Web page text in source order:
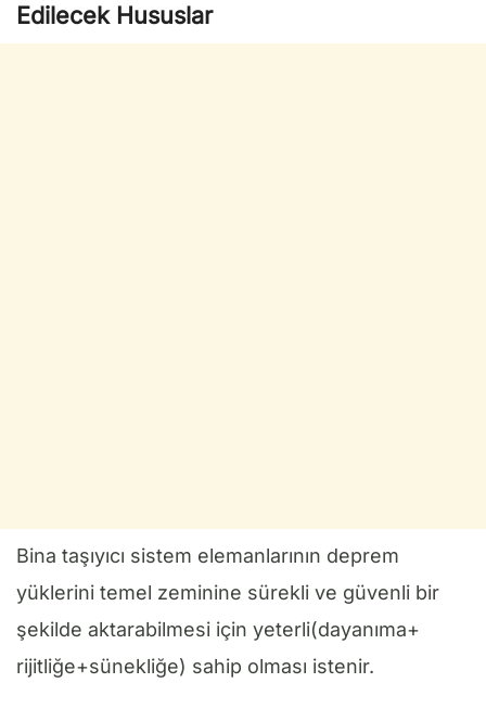
Edilecek Hususlar
Bina taşıyıcı sistem elemanlarının deprem
yüklerini temel zeminine sürekli ve güvenli bir
şekilde aktarabilmesi için yeterli(dayanıma+
rijitliğe+sünekliğe) sahip olması istenir.